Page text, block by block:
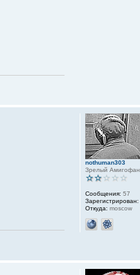
nothuman303
Зрелый Амигофан
Сообщения: 57
Зарегистрирован:
Откуда: moscow